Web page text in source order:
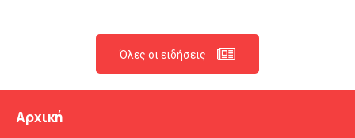
Όλες οι ειδήσεις
Αρχική